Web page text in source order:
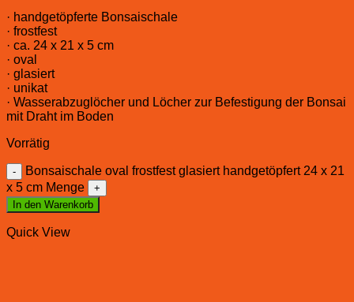
· handgetöpferte Bonsaischale
· frostfest
· ca. 24 x 21 x 5 cm
· oval
· glasiert
· unikat
· Wasserabzuglöcher und Löcher zur Befestigung der Bonsai
mit Draht im Boden
Vorrätig
Bonsaischale oval frostfest glasiert handgetöpfert 24 x 21
x 5 cm Menge
In den Warenkorb
Quick View